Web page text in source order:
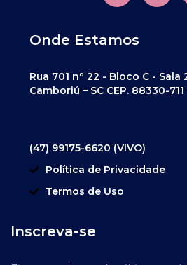
Onde Estamos
Rua 701 nº 22 - Bloco C -
Camboriú – SC CEP. 88330-711
(47) 99175-6620 (VIVO)
Política de Privacidade
Termos de Uso
Inscreva-se